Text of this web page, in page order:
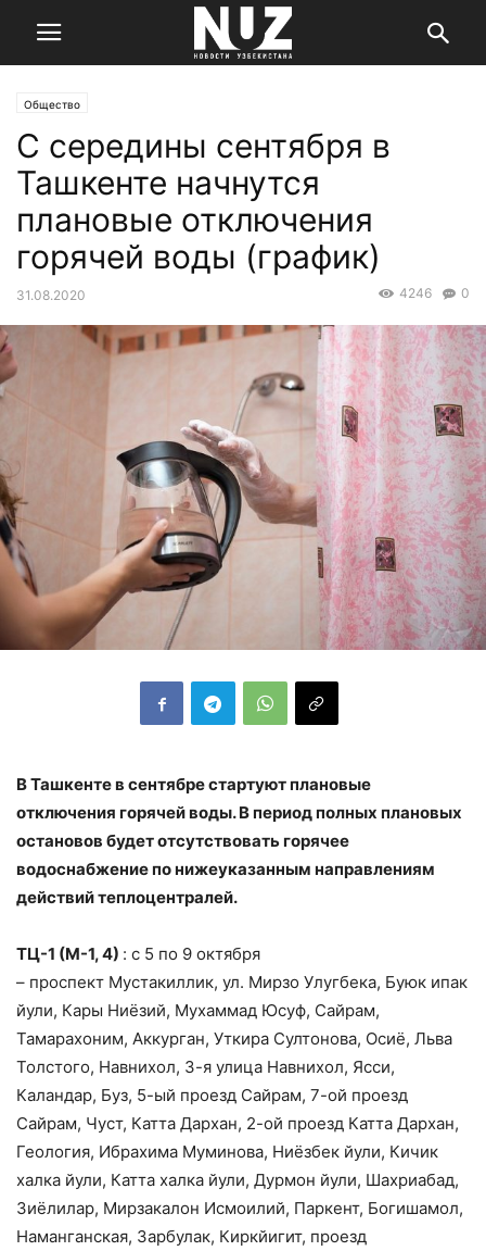
Общество
С середины сентября в
Ташкенте начнутся
плановые отключения
горячей воды (график)
31.08.2020 0
4246
В Ташкенте в сентябре стартуют плановые
отключения горячей воды. В период полных плановых
остановов будет отсутствовать горячее
водоснабжение по нижеуказанным направлениям
действий теплоцентралей.
ТЦ-1 (М-1, 4) : с 5 по 9 октября
– проспект Мустакиллик, ул. Мирзо Улугбека, Буюк ипак
йули, Кары Ниёзий, Мухаммад Юсуф, Сайрам,
Тамарахоним, Аккурган, Уткира Султонова, Осиё, Льва
Толстого, Навнихол, 3-я улица Навнихол, Ясси,
Каландар, Буз, 5-ый проезд Сайрам, 7-ой проезд
Сайрам, Чуст, Катта Дархан, 2-ой проезд Катта Дархан,
Геология, Ибрахима Муминова, Ниёзбек йули, Кичик
халка йули, Катта халка йули, Дурмон йули, Шахриабад,
Зиёлилар, Мирзакалон Исмоилий, Паркент, Богишамол,
Наманганская, Зарбулак, Киркйигит, проезд